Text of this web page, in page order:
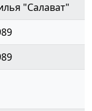
"Салават"